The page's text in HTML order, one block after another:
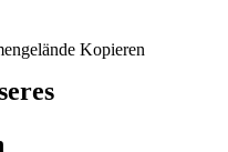
Kopieren